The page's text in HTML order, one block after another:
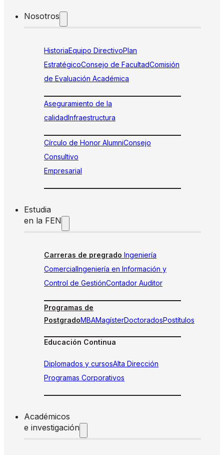
Nosotros
HistoriaEquipo DirectivoPlan
EstratégicoConsejo de FacultadComisión
de Evaluación Académica
Aseguramiento de la
calidadInfraestructura
Círculo de Honor AlumniConsejo
Consultivo
Empresarial
Estudia
en la FEN
Carreras de pregrado Ingeniería
ComercialIngeniería en Información y
Control de GestiónContador Auditor
Programas de
PostgradoMBAMagísterDoctoradosPostítulos
Educación Continua
Diplomados y cursosAlta Dirección
Programas Corporativos
Académicos
e investigación